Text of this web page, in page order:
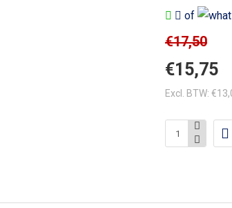
of
€15,75
€17,50
Excl. BTW: